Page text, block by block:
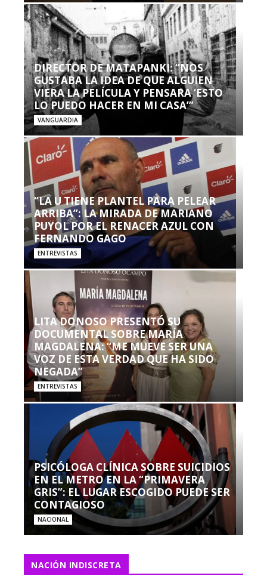
DIRECTOR DE MATAPANKI: “NOS
GUSTABA LA IDEA DE QUE ALGUIEN
VIERA LA PELÍCULA Y PENSARA ‘ESTO
LO PUEDO HACER EN MI CASA’”
VANGUARDIA
“LA U TIENE PLANTEL PARA PELEAR
ARRIBA”: LA MIRADA DE MARIANO
PUYOL POR EL RENACER AZUL CON
FERNANDO GAGO
ENTREVISTAS
LITA DONOSO PRESENTÓ SU
DOCUMENTAL SOBRE MARÍA
MAGDALENA: “ME MUEVE SER UNA
VOZ DE ESTA VERDAD QUE HA SIDO
NEGADA”
ENTREVISTAS
PSICÓLOGA CLÍNICA SOBRE SUICIDIOS
EN EL METRO EN LA “PRIMAVERA
GRIS”: EL LUGAR ESCOGIDO PUEDE SER
CONTAGIOSO
NACIONAL
NACIÓN INDISCRETA